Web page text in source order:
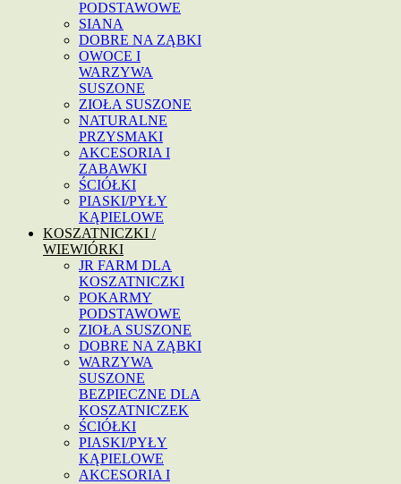
PODSTAWOWE
SIANA
DOBRE NA ZĄBKI
OWOCE I
WARZYWA
SUSZONE
ZIOŁA SUSZONE
NATURALNE
PRZYSMAKI
AKCESORIA I
ZABAWKI
ŚCIÓŁKI
PIASKI/PYŁY
KĄPIELOWE
KOSZATNICZKI /
WIEWIÓRKI
JR FARM DLA
KOSZATNICZKI
POKARMY
PODSTAWOWE
ZIOŁA SUSZONE
DOBRE NA ZĄBKI
WARZYWA
SUSZONE
BEZPIECZNE DLA
KOSZATNICZEK
ŚCIÓŁKI
PIASKI/PYŁY
KĄPIELOWE
AKCESORIA I